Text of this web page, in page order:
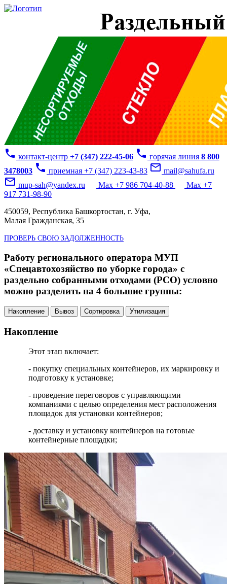
phone контакт-центр +7 (347) 222-45-06 phone горячая линия 8 800
3478003 phone приемная +7 (347) 223-43-83 mail_outline mail@sahufa.ru
mail_outline mup-sah@yandex.ru Max +7 986 704-40-88
Max +7
917 731-98-90
450059, Республика Башкортостан, г. Уфа,
Малая Гражданская, 35
ПРОВЕРЬ СВОЮ ЗАДОЛЖЕННОСТЬ
Работу регионального оператора МУП
«Спецавтохозяйство по уборке города» с
раздельно собранными отходами (РСО) условно
можно разделить на 4 большие группы:
Накопление Вывоз Сортировка Утилизация
Накопление
Этот этап включает:
- покупку специальных контейнеров, их маркировку и
подготовку к установке;
- проведение переговоров с управляющими
компаниями с целью определения мест расположения
площадок для установки контейнеров;
- доставку и установку контейнеров на готовые
контейнерные площадки;